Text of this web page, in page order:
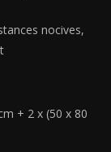
nocives,
+ 2 x (50 x 80